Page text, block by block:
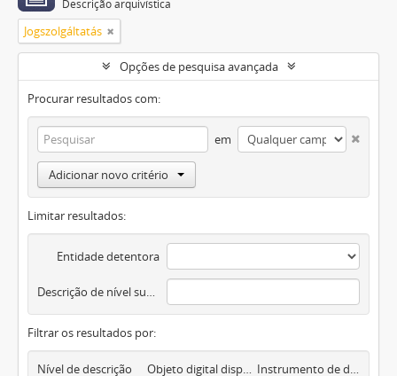
Descrição arquivística
Jogszolgáltatás
Opções de pesquisa avançada
Procurar resultados com:
em
Adicionar novo critério
Limitar resultados:
Entidade detentora
Descrição de nível superior
Filtrar os resultados por:
Nível de descrição Objeto digital disponível Instrumento de descrição documental